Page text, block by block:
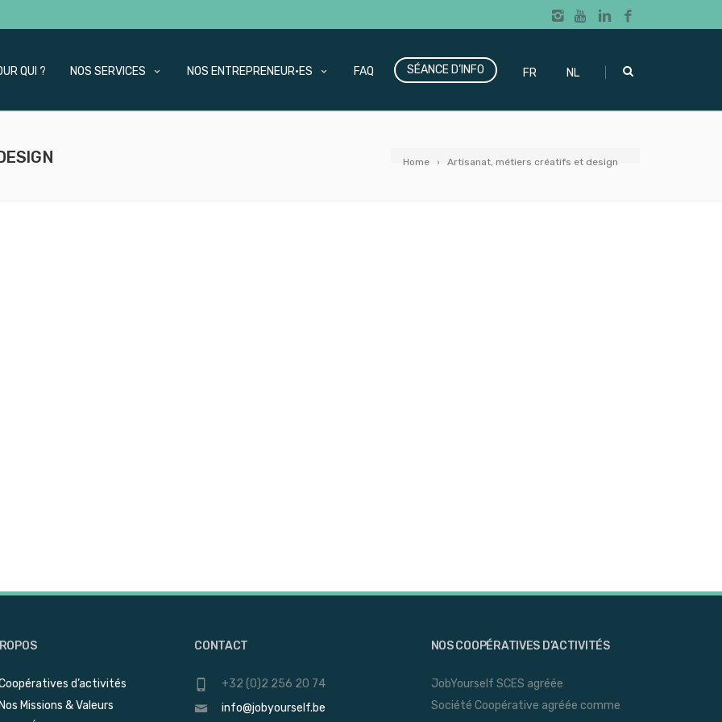
QUI ? NOS SERVICES NOS ENTREPRENEUR·ES FAQ SÉANCE D’INFO FR NL |
Home Artisanat, métiers créatifs et design
d’activités
Missions & Valeurs
CONTACT
+32 (0)2 256 20 74
info@jobyourself.be
NOS COOPÉRATIVES D’ACTIVITÉS
JobYourself SCES agréée
Société Coopérative agréée comme